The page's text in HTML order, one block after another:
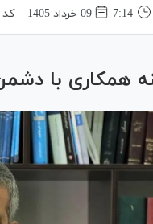
7:14 09 خرداد 1405 کد
همکاری با